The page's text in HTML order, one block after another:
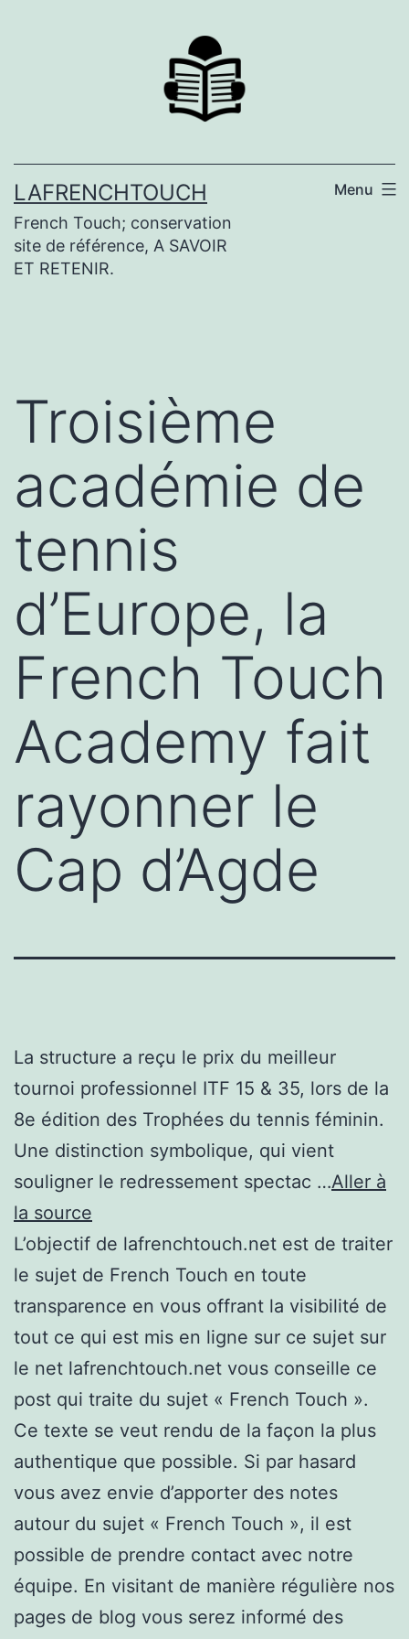
LAFRENCHTOUCH
French Touch; conservation
site de référence, A SAVOIR
ET RETENIR.
Menu
Troisième
académie de
tennis
d’Europe, la
French Touch
Academy fait
rayonner le
Cap d’Agde
La structure a reçu le prix du meilleur
tournoi professionnel ITF 15 & 35, lors de la
8e édition des Trophées du tennis féminin.
Une distinction symbolique, qui vient
souligner le redressement spectac …Aller à
la source
L’objectif de lafrenchtouch.net est de traiter
le sujet de French Touch en toute
transparence en vous offrant la visibilité de
tout ce qui est mis en ligne sur ce sujet sur
le net lafrenchtouch.net vous conseille ce
post qui traite du sujet « French Touch ».
Ce texte se veut rendu de la façon la plus
authentique que possible. Si par hasard
vous avez envie d’apporter des notes
autour du sujet « French Touch », il est
possible de prendre contact avec notre
équipe. En visitant de manière régulière nos
pages de blog vous serez informé des